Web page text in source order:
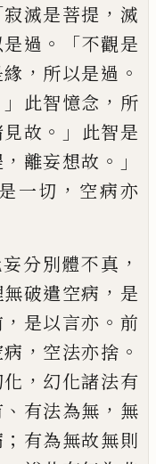
寂滅是菩提 ， 滅
過 。「不觀是
， 所以是過 。
此智憶念 ， 所
故 。」 此智是
， 離妄想故 。」
一切 ， 空病亦
分別體不真 ，
破遣空病 ， 是
， 是以言亦 。 前
， 空法亦捨 。
， 幻化諸法有
、 有法為無 ， 無
； 有為無故無則